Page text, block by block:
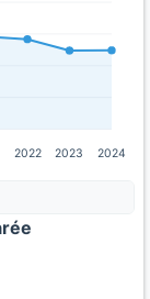
2022 2023 2024